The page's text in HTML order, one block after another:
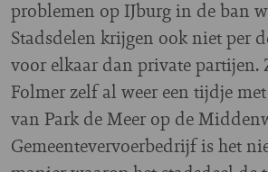
problemen op IJburg in de ban
Stadsdelen krijgen ook niet per
voor elkaar dan private partijen.
Folmer zelf al weer een tijdje
van Park de Meer op de
Gemeentevervoerbedrijf is het